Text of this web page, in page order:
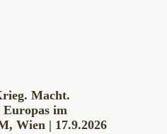
Macht.
Europas im
Wien | 17.9.2026